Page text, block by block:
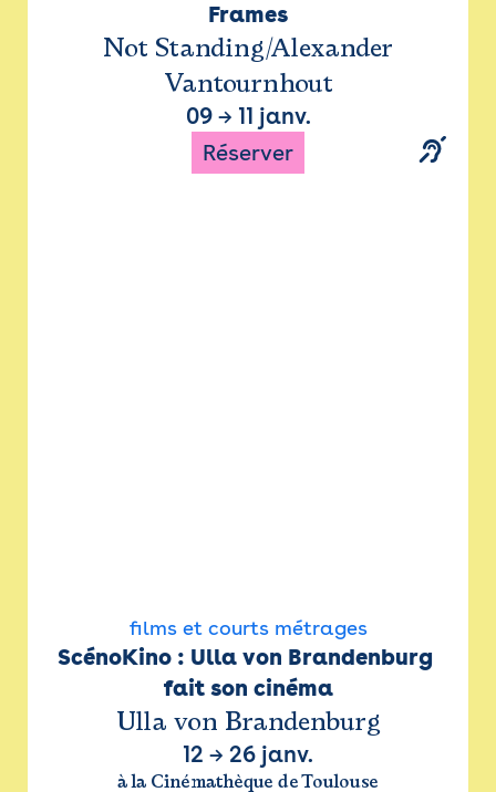
Frames
Not Standing/Alexander
Vantournhout
09→ 11 janv.
Réserver
films et courts métrages
ScénoKino : Ulla von Brandenburg
fait son cinéma
Ulla von Brandenburg
12 → 26 janv.
à la Cinémathèque de Toulouse